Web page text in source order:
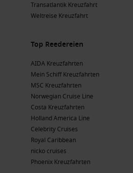
Transatlantik Kreuzfahrt
Weltreise Kreuzfahrt
Top Reedereien
AIDA Kreuzfahrten
Mein Schiff Kreuzfahrten
MSC Kreuzfahrten
Norwegian Cruise Line
Costa Kreuzfahrten
Holland America Line
Celebrity Cruises
Royal Caribbean
nicko cruises
Phoenix Kreuzfahrten